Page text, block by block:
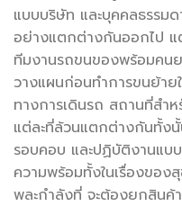
แบบบริษัท และบุคคลธรรม
อย่างแตกต่างกันออกไป
ทีมงานรถขนของพร้อมคน
วางแผนก่อนทำการขนย้าย
ทางการเดินรถ สถานที่สำ
แต่ละที่ล้วนแตกต่างกันทั้ง
รอบคอบ และปฏิบัติงานแ
ความพร้อมทั้งในเรื่องของ
พละกำลังที่ จะต้องยกสิน